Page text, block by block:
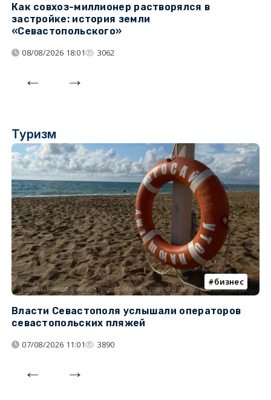
Как совхоз-миллионер растворялся в
застройке: история земли
«Севастопольского»
08/08/2026 18:01 3062
Туризм
бизнес
Власти Севастополя услышали операторов
севастопольских пляжей
07/08/2026 11:01 3890